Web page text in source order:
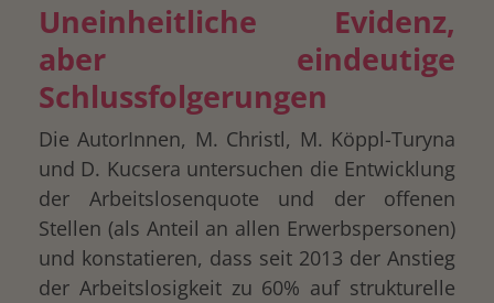
Uneinheitliche Evidenz,
aber eindeutige
Schlussfolgerungen
Die AutorInnen, M. Christl, M. Köppl-Turyna
und D. Kucsera untersuchen die Entwicklung
der Arbeitslosenquote und der offenen
Stellen (als Anteil an allen Erwerbspersonen)
und konstatieren, dass seit 2013 der Anstieg
der Arbeitslosigkeit zu 60% auf strukturelle